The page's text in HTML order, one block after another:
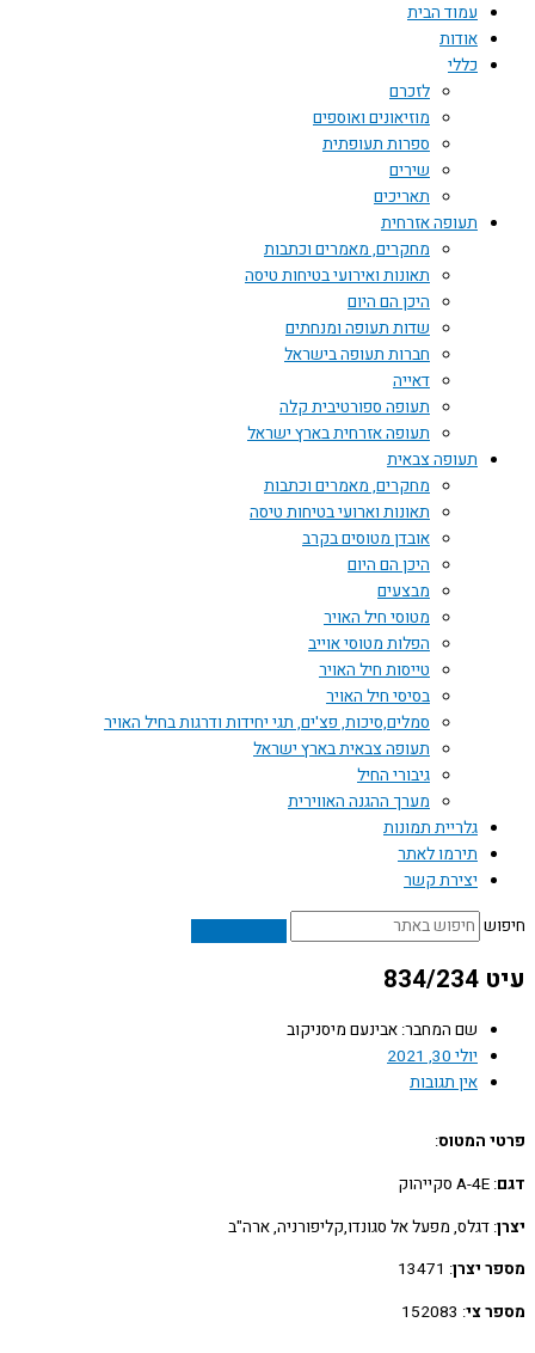
עמוד הבית
אודות
כללי
לזכרם
מוזיאונים ואוספים
ספרות תעופתית
שירים
תאריכים
תעופה אזרחית
מחקרים, מאמרים וכתבות
תאונות ואירועי בטיחות טיסה
היכן הם היום
שדות תעופה ומנחתים
חברות תעופה בישראל
דאייה
תעופה ספורטיבית קלה
תעופה אזרחית בארץ ישראל
תעופה צבאית
מחקרים, מאמרים וכתבות
תאונות וארועי בטיחות טיסה
אובדן מטוסים בקרב
היכן הם היום
מבצעים
מטוסי חיל האויר
הפלות מטוסי אוייב
טייסות חיל האויר
בסיסי חיל האויר
סמלים,סיכות, פצ'ים, תגי יחידות ודרגות בחיל האויר
תעופה צבאית בארץ ישראל
גיבורי החיל
מערך ההגנה האווירית
גלריית תמונות
תירמו לאתר
יצירת קשר
שם המחבר: אבינעם מיסניקוב
יולי 30, 2021
אין תגובות
המטוס:
: דגלס, מפעל אל סגונדו,קליפורניה, ארה"ב
יצרן: 13471
צי: 152083